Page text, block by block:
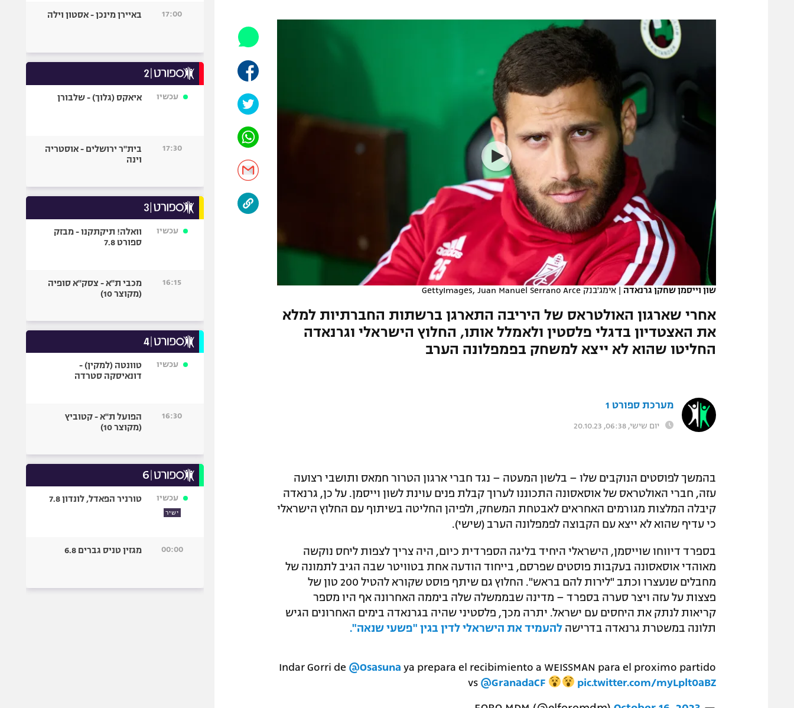
תקנון משתתפים וזוכים בפרסים
תקנון עבור פעילות אלקטרה
תקנון עבור פעילות ספורט 1 – "מרלן"
תקנון פעילות ספורט 1
רשיון להקרנה פומבית לבית עסק
הצטרפות לחבילת הערוצים
לוח דרושים – ג'ובנט
הפועל תל אביב
הפועל חיפה
הפועל באר שבע
מכבי נתניה
בני יהודה
ליגה סינית
אופניים
כדורמים
פוטבול אמריקאי NFL
בייסבול MLB
גיימינג E-Sports
שון וייסמן שחקן גרנאדה | אימג'בנק GettyImages, Juan Manuel Serrano Arce
אחרי שארגון האולטראס של היריבה התארגן ברשתות החברתיות למלא
את האצטדיון בדגלי פלסטין ולאמלל אותו, החלוץ הישראלי וגרנאדה
החליטו שהוא לא ייצא למשחק בפמפלונה הערב
מערכת ספורט 1
יום שישי, 06:38, 20.10.23
בהמשך לפוסטים הנוקבים שלו – בלשון המעטה – נגד חברי ארגון הטרור חמאס ותושבי רצועה
עזה, חברי האולטראס של אוסאסונה התכוננו לערוך קבלת פנים עוינת לשון וייסמן. על כן, גרנאדה
קיבלה המלצות מגורמים האחראים לאבטחת המשחק, ולפיהן החליטה בשיתוף עם החלוץ הישראלי
כי עדיף שהוא לא ייצא עם הקבוצה לפמפלונה הערב (שישי).
בספרד דיווחו שוייסמן, הישראלי היחיד בליגה הספרדית כיום, היה צריך לצפות ליחס נוקשה
מאוהדי אוסאסונה בעקבות פוסטים שפרסם, בייחוד הודעה אחת בטוויטר שבה הגיב לתמונה של
מחבלים שנעצרו וכתב "לירות להם בראש". החלוץ גם שיתף פוסט שקורא להטיל 200 טון של
פצצות על עזה ויצר סערה בספרד – מדינה שבממשלה שלה ביממה האחרונה אף היו מספר
קריאות לנתק את היחסים עם ישראל. יתרה מכך, פלסטיני שהיה בגרנאדה בימים האחרונים הגיש
תלונה במשטרת גרנאדה בדרישה להעמיד את הישראלי לדין בגין "פשעי שנאה".
Indar Gorri de @Osasuna ya prepara el recibimiento a WEISSMAN para el proximo partido
vs @GranadaCF pic.twitter.com/myLplt0aBZ
17:00 באיירן מינכן - אסטון וילה
עכשיו איאקס (גלוך) - שלבורן
17:30
בית"ר ירושלים - אוסטריה
וינה
עכשיו
וואלה! תיקתקנו - מבזק
ספורט 7.8
16:15
מכבי ת"א - צסק"א סופיה
(מקוצר 10)
עכשיו
טוונטה (למקין) -
דונאיסקה סטרדה
16:30
הפועל ת"א - קטוביץ
(מקוצר 10)
עכשיו
ישיר
טורניר הפאדל, לונדון 7.8
00:00 מגזין טניס גברים 6.8